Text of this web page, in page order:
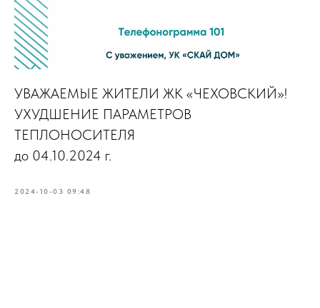
УВАЖАЕМЫЕ ЖИТЕЛИ ЖК «ЧЕХОВСКИЙ»!
УХУДШЕНИЕ ПАРАМЕТРОВ
ТЕПЛОНОСИТЕЛЯ
до 04.10.2024 г.
2024-10-03 09:48